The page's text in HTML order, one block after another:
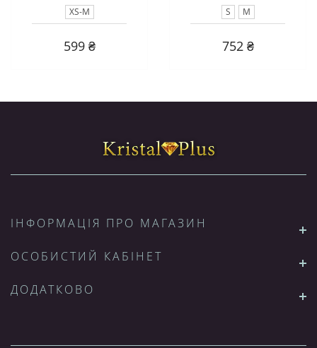
XS-M
599 ₴
S M
752 ₴
ІНФОРМАЦІЯ ПРО МАГАЗИН
ОСОБИСТИЙ КАБІНЕТ
ДОДАТКОВО